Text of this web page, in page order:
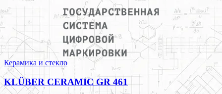
Керамика и стекло
KLÜBER CERAMIC GR 461